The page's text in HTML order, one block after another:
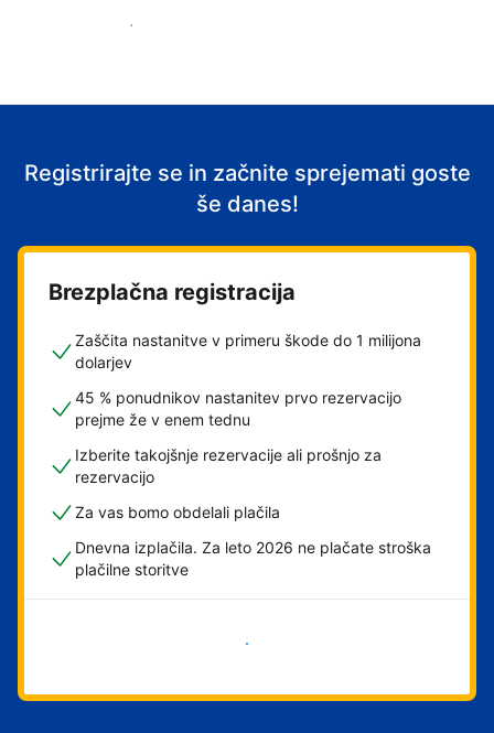
Začni sprejemati goste
Registrirajte se in začnite sprejemati goste
še danes!
Brezplačna registracija
Zaščita nastanitve v primeru škode do 1 milijona
dolarjev
45 % ponudnikov nastanitev prvo rezervacijo
prejme že v enem tednu
Izberite takojšnje rezervacije ali prošnjo za
rezervacijo
Za vas bomo obdelali plačila
Dnevna izplačila. Za leto 2026 ne plačate stroška
plačilne storitve